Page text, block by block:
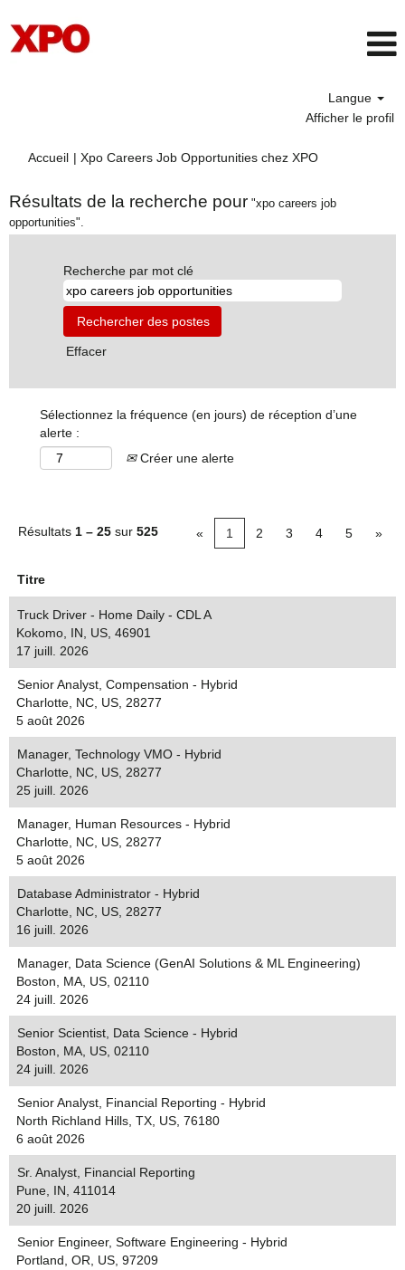
Langue
Afficher le profil
Accueil | Xpo Careers Job Opportunities chez XPO(page
Résultats de la recherche pour "xpo careers job
opportunities".
Recherche par mot clé
Effacer
Sélectionnez la fréquence (en jours) de réception d’une
alerte :
Créer une alerte
Résultats 1 – 25 sur 525 « 1 2 3 4 5 »
Titre
Truck Driver - Home Daily - CDL A
Kokomo, IN, US, 46901
17 juill. 2026
Senior Analyst, Compensation - Hybrid
Charlotte, NC, US, 28277
5 août 2026
Manager, Technology VMO - Hybrid
Charlotte, NC, US, 28277
25 juill. 2026
Manager, Human Resources - Hybrid
Charlotte, NC, US, 28277
5 août 2026
Database Administrator - Hybrid
Charlotte, NC, US, 28277
16 juill. 2026
Manager, Data Science (GenAI Solutions & ML Engineering)
Boston, MA, US, 02110
24 juill. 2026
Senior Scientist, Data Science - Hybrid
Boston, MA, US, 02110
24 juill. 2026
Senior Analyst, Financial Reporting - Hybrid
North Richland Hills, TX, US, 76180
6 août 2026
Sr. Analyst, Financial Reporting
Pune, IN, 411014
20 juill. 2026
Senior Engineer, Software Engineering - Hybrid
Portland, OR, US, 97209